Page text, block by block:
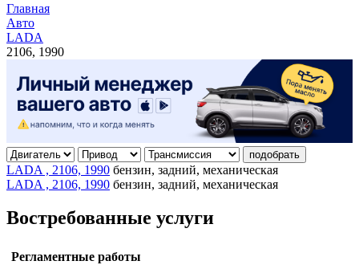
Главная
Авто
LADA
2106, 1990
подобрать
LADA , 2106, 1990 бензин, задний, механическая
LADA , 2106, 1990 бензин, задний, механическая
Востребованные услуги
Регламентные работы